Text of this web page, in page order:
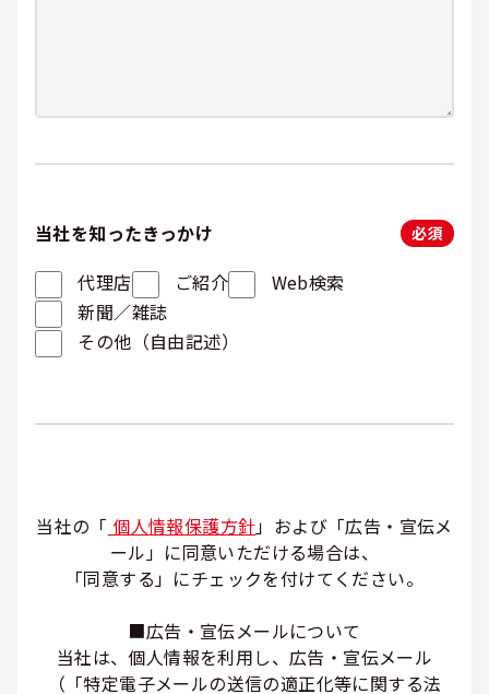
当社を知ったきっかけ 必須
代理店 ご紹介
Web検索
新聞／雑誌
その他（自由記述）
当社の「 個人情報保護方針」および「広告・宣伝メ
ール」に同意いただける場合は、
「同意する」にチェックを付けてください。
■広告・宣伝メールについて
当社は、個人情報を利用し、広告・宣伝メール
（「特定電子メールの送信の適正化等に関する法